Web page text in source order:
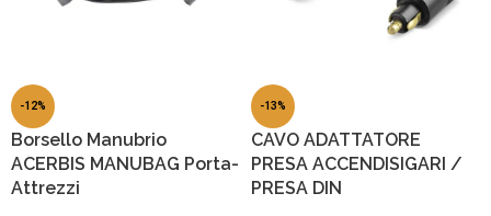
-12%
Borsello Manubrio
ACERBIS MANUBAG Porta-
Attrezzi
-13%
CAVO ADATTATORE
PRESA ACCENDISIGARI /
PRESA DIN